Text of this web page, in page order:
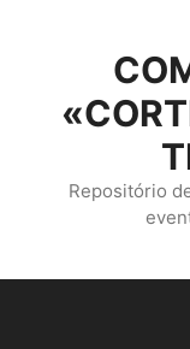
conteúdo
Repositório